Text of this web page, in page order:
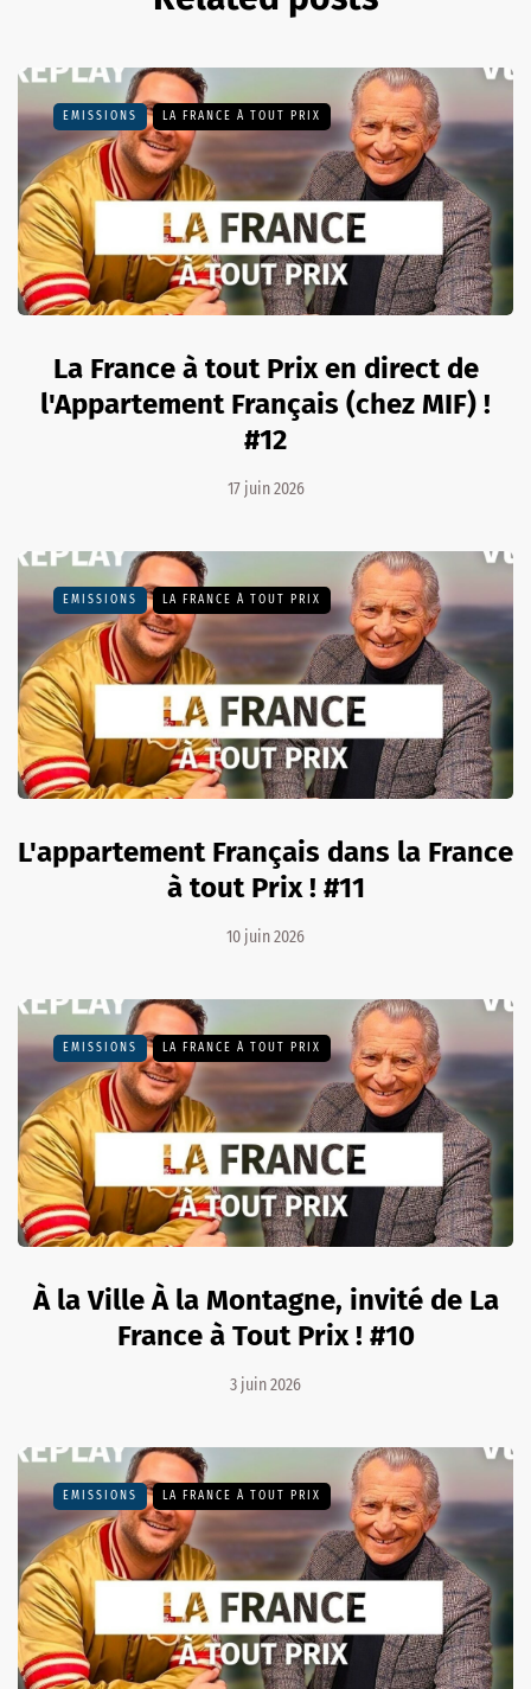
EMISSIONS LA FRANCE À TOUT PRIX
La France à tout Prix en direct de
l'Appartement Français (chez MIF) !
#12
17 juin 2026
EMISSIONS LA FRANCE À TOUT PRIX
L'appartement Français dans la France
à tout Prix ! #11
10 juin 2026
EMISSIONS LA FRANCE À TOUT PRIX
À la Ville À la Montagne, invité de La
France à Tout Prix ! #10
3 juin 2026
EMISSIONS LA FRANCE À TOUT PRIX